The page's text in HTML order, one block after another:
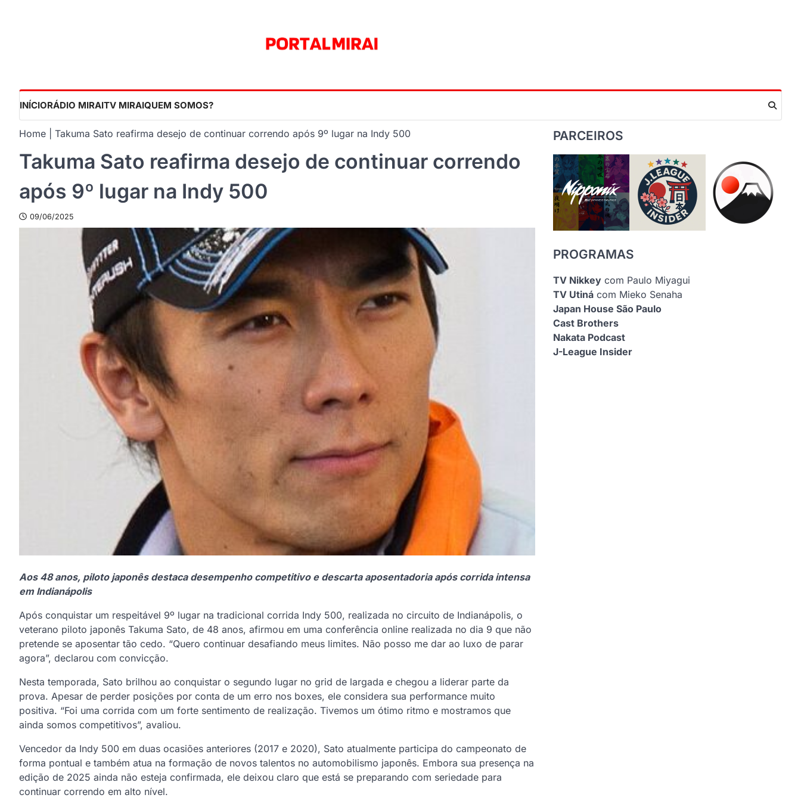
INÍCIORÁDIO MIRAITV MIRAIQUEM SOMOS?
Home Takuma Sato reafirma desejo de continuar correndo após 9º lugar na Indy 500
Takuma Sato reafirma desejo de continuar correndo
após 9º lugar na Indy 500
09/06/2025
Aos 48 anos, piloto japonês destaca desempenho competitivo e descarta aposentadoria após corrida intensa
em Indianápolis
Após conquistar um respeitável 9º lugar na tradicional corrida Indy 500, realizada no circuito de Indianápolis, o
veterano piloto japonês Takuma Sato, de 48 anos, afirmou em uma conferência online realizada no dia 9 que não
pretende se aposentar tão cedo. “Quero continuar desafiando meus limites. Não posso me dar ao luxo de parar
agora”, declarou com convicção.
Nesta temporada, Sato brilhou ao conquistar o segundo lugar no grid de largada e chegou a liderar parte da
prova. Apesar de perder posições por conta de um erro nos boxes, ele considera sua performance muito
positiva. “Foi uma corrida com um forte sentimento de realização. Tivemos um ótimo ritmo e mostramos que
ainda somos competitivos”, avaliou.
Vencedor da Indy 500 em duas ocasiões anteriores (2017 e 2020), Sato atualmente participa do campeonato de
forma pontual e também atua na formação de novos talentos no automobilismo japonês. Embora sua presença na
edição de 2025 ainda não esteja confirmada, ele deixou claro que está se preparando com seriedade para
continuar correndo em alto nível.
PARCEIROS
PROGRAMAS
TV Nikkey com Paulo Miyagui
TV Utiná com Mieko Senaha
Japan House São Paulo
Cast Brothers
Nakata Podcast
J-League Insider